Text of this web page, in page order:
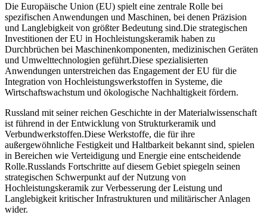
Die Europäische Union (EU) spielt eine zentrale Rolle bei
spezifischen Anwendungen und Maschinen, bei denen Präzision
und Langlebigkeit von größter Bedeutung sind.Die strategischen
Investitionen der EU in Hochleistungskeramik haben zu
Durchbrüchen bei Maschinenkomponenten, medizinischen Geräten
und Umwelttechnologien geführt.Diese spezialisierten
Anwendungen unterstreichen das Engagement der EU für die
Integration von Hochleistungswerkstoffen in Systeme, die
Wirtschaftswachstum und ökologische Nachhaltigkeit fördern.
Russland mit seiner reichen Geschichte in der Materialwissenschaft
ist führend in der Entwicklung von Strukturkeramik und
Verbundwerkstoffen.Diese Werkstoffe, die für ihre
außergewöhnliche Festigkeit und Haltbarkeit bekannt sind, spielen
in Bereichen wie Verteidigung und Energie eine entscheidende
Rolle.Russlands Fortschritte auf diesem Gebiet spiegeln seinen
strategischen Schwerpunkt auf der Nutzung von
Hochleistungskeramik zur Verbesserung der Leistung und
Langlebigkeit kritischer Infrastrukturen und militärischer Anlagen
wider.